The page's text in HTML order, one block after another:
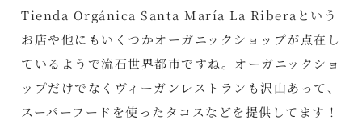
Tienda Orgánica Santa María La Riberaという
お店や他にもいくつかオーガニックショップが点在し
ているようで流石世界都市ですね。オーガニックショ
ップだけでなくヴィーガンレストランも沢山あって、
スーパーフードを使ったタコスなどを提供してます！